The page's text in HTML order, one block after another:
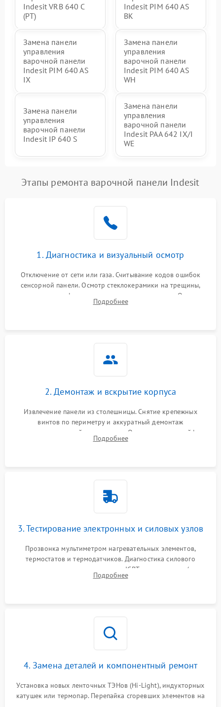
Indesit VRB 640 C
(PT)
Indesit PIM 640 AS
BK
Замена панели
управления
варочной панели
Indesit PIM 640 AS
IX
Замена панели
управления
варочной панели
Indesit PIM 640 AS
WH
Замена панели
управления
варочной панели
Indesit IP 640 S
Замена панели
управления
варочной панели
Indesit PAA 642 IX/I
WE
Этапы ремонта варочной панели Indesit
1. Диагностика и визуальный осмотр
Отключение от сети или газа. Считывание кодов ошибок
сенсорной панели. Осмотр стеклокерамики на трещины,
проверка конфорок на равномерность нагрева. Опрос
клиента о симптомах (не включается, не видит посуду,
Подробнее
2. Демонтаж и вскрытие корпуса
Извлечение панели из столешницы. Снятие крепежных
винтов по периметру и аккуратный демонтаж
стеклокерамической поверхности. Отсоединение шлейфов
сенсорного блока для доступа к силовым платам, катушкам
Подробнее
3. Тестирование электронных и силовых узлов
Прозвонка мультиметром нагревательных элементов,
термостатов и термодатчиков. Диагностика силового
модуля, реле, диодных мостов и IGBT-транзисторов (для
индукции). Проверка кранов и газ-контроля (для газовых
Подробнее
4. Замена деталей и компонентный ремонт
Установка новых ленточных ТЭНов (Hi-Light), индукторных
катушек или термопар. Перепайка сгоревших элементов на